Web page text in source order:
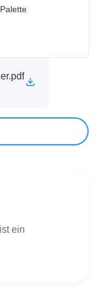
Palette
ein